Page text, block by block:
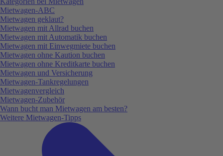
Mietwagen-ABC
Mietwagen geklaut?
Mietwagen mit Allrad buchen
Mietwagen mit Automatik buchen
Mietwagen mit Einwegmiete buchen
Mietwagen ohne Kaution buchen
Mietwagen ohne Kreditkarte buchen
Mietwagen und Versicherung
Mietwagen-Tankregelungen
Mietwagenvergleich
Mietwagen-Zubehör
Wann bucht man Mietwagen am besten?
Weitere Mietwagen-Tipps